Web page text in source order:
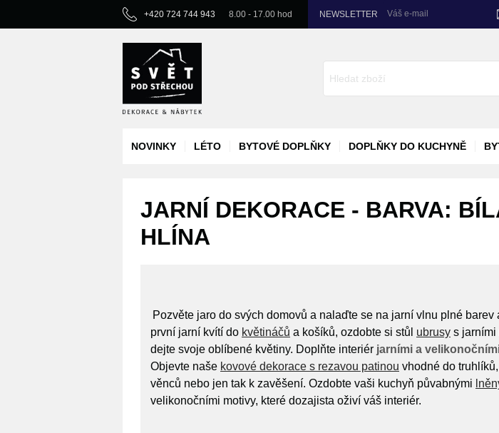
+420 724 744 943 8.00 - 17.00 hod NEWSLETTER Váš e-mail
NOVINKY LÉTO BYTOVÉ DOPLŇKY DOPLŇKY DO KUCHYNĚ
JARNÍ DEKORACE - BARVA:
HLÍNA
Pozvěte jaro do svých domovů a nalaďte se na jarní vlnu plné barev
první jarní kvítí do květináčů a košíků, ozdobte si stůl ubrusy s jarními
dejte svoje oblíbené květiny. Doplňte interiér jarními a
Objevte naše kovové dekorace s rezavou patinou vhodné do
věnců nebo jen tak k zavěšení. Ozdobte vaši kuchyň půvabnými
velikonočními motivy, které dozajista oživí váš interiér.